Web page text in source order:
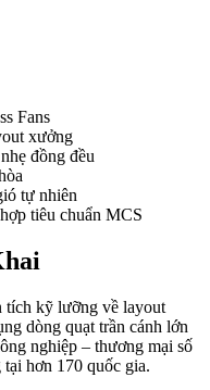
Fans
xưởng
đồng đều
tự nhiên
tiêu chuẩn MCS
tích kỹ lưỡng về layout
dòng quạt trần cánh lớn
nghiệp – thương mại số
hơn 170 quốc gia.